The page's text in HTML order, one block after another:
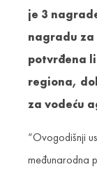
je 3
nagradu
potvrđena
regiona,
za vodeću
“Ovogodišnji
međunarodna